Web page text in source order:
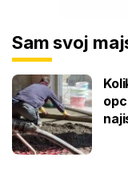
Sam svoj